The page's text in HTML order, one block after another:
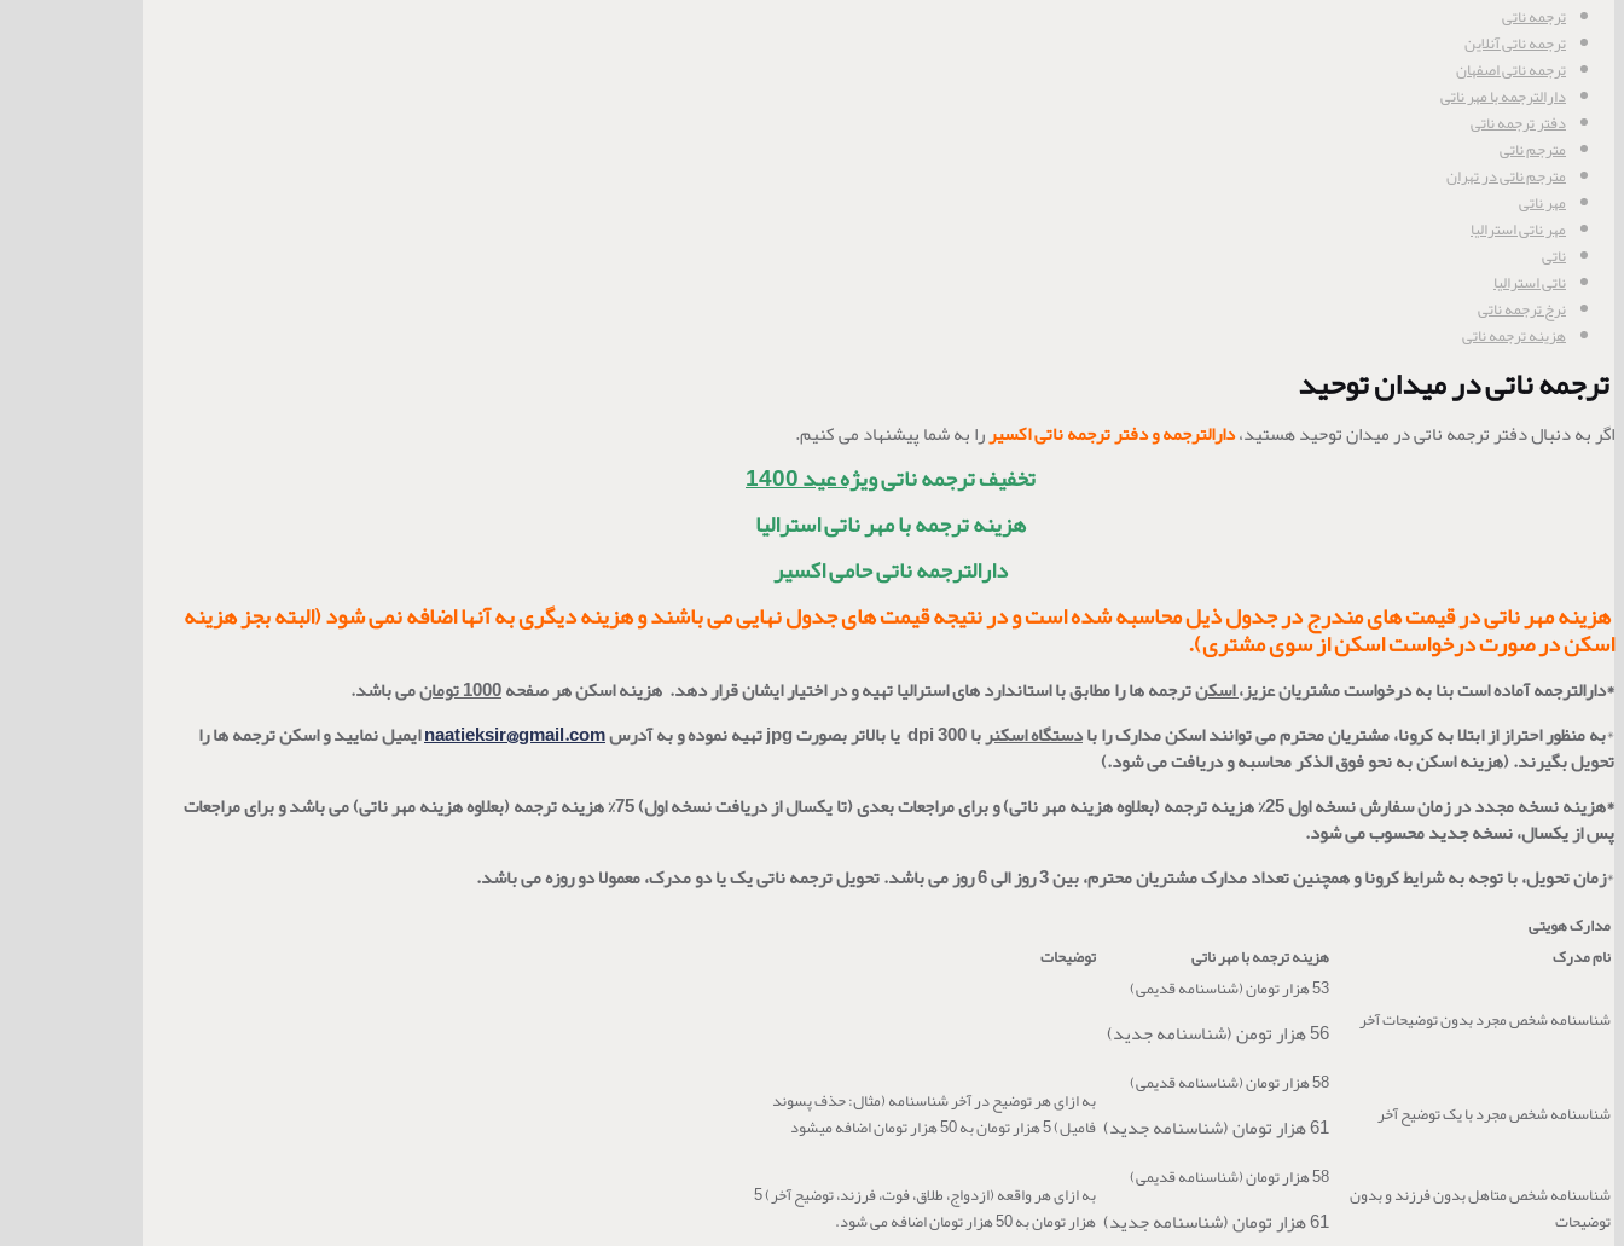
ترجمه ناتی
ترجمه ناتی آنلاین
ترجمه ناتی اصفهان
دارالترجمه با مهر ناتی
دفتر ترجمه ناتی
مترجم ناتی
مترجم ناتی در تهران
مهر ناتی
مهر ناتی استرالیا
ناتی
ناتی استرالیا
نرخ ترجمه ناتی
هزینه ترجمه ناتی
ترجمه ناتی در میدان توحید
اگر به دنبال دفتر ترجمه ناتی در میدان توحید هستید،دارالترجمه و دفتر ترجمه ناتی اکسیررا به شما پیشنهاد می کنیم.
تخفیف ترجمه ناتیویژه عید 1400
هزینه ترجمه با مهر ناتی استرالیا
دارالترجمه ناتی حامی اکسیر
هزینه مهر ناتی در قیمت های مندرج در جدول ذیل محاسبه شده است و در نتیجه قیمت های جدول نهایی می باشند و هزینه دیگری به آنها اضافه نمی شود (البته بجز هزینه
اسکن در صورت درخواست اسکن از سوی مشتری).
*دارالترجمه آماده است بنا به درخواست مشتریان عزیز،اسکنترجمه ها را مطابق با استاندارد های استرالیا تهیه و در اختیار ایشان قرار دهد. هزینه اسکن هر صفحه1000 تومان
می باشد.
*به منظور احتراز از ابتلا به کرونا، مشتریان محترم می توانند اسکن مدارک را بادستگاه اسکنرباdpi 300 یا بالاتر بصورتjpgتهیه نموده و به آدرسnaatieksir@gmail.comایمیل نمایید و اسکن ترجمه ها را
تحویل بگیرند. (هزینه اسکن به نحو فوق الذکر محاسبه و دریافت می شود.)
*
هزینه نسخه مجدد در زمان سفارش نسخه اول 25% هزینه ترجمه (بعلاوه هزینه مهر ناتی) و برای مراجعات بعدی (تا یکسال از دریافت نسخه اول) 75% هزینه ترجمه (بعلاوه هزینه مهر ناتی) می باشد و برای مراجعات
پس از یکسال، نسخه جدید محسوب می شود.
*زمان تحویل، با توجه به شرایط کرونا و همچنین تعداد مدارک مشتریان محترم، بین 3 روز الی 6 روز می باشد. تحویل ترجمه ناتی یک یا دو مدرک، معمولا دو روزه می باشد.
مدارک هویتی
نام مدرک
هزینه ترجمه با مهر ناتی
توضیحات
شناسنامه شخص مجرد بدون توضیحات آخر
53 هزار تومان (شناسنامه قدیمی)
56 هزار تومن (شناسنامه جدید)
شناسنامه شخص مجرد با یک توضیح آخر
58 هزار تومان (شناسنامه قدیمی)
61 هزار تومان (شناسنامه جدید)
به ازای هر توضیح در آخر شناسنامه (مثال: حذف پسوند
فامیل) 5 هزار تومان به 50 هزار تومان اضافه میشود
شناسنامه شخص متاهل بدون فرزند و بدون
توضیحات
58 هزار تومان (شناسنامه قدیمی)
61 هزار تومان (شناسنامه جدید)
به ازای هر واقعه (ازدواج، طلاق، فوت، فرزند، توضیح آخر) 5
هزار تومان به 50 هزار تومان اضافه می شود.